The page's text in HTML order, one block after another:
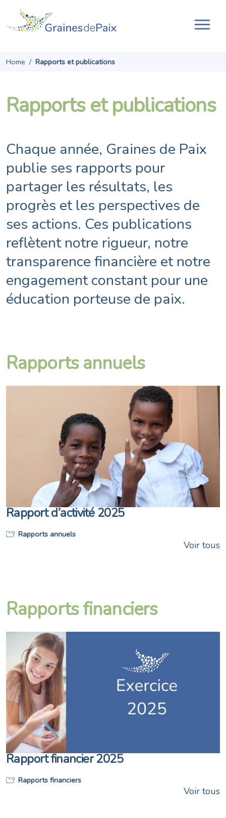
content
Home / Rapports et publications
Rapports et publications
Chaque année, Graines de Paix
publie ses rapports pour
partager les résultats, les
progrès et les perspectives de
ses actions. Ces publications
reflètent notre rigueur, notre
transparence financière et notre
engagement constant pour une
éducation porteuse de paix.
Rapports annuels
Rapport d’activité 2025
Rapports annuels
Voir tous
Rapports financiers
Rapport financier 2025
Rapports financiers
Voir tous